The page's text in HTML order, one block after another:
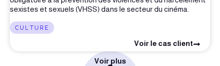
sexistes et sexuels (VHSS) dans le secteur du cinéma.
CULTURE
Voir le cas client
Voir plus